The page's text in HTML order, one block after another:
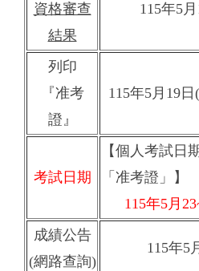
資格審查
結果
115年5
列印
『准考
證』
115年5月19
考試日期
【個人考試日
「准考證」】
115年5月
成績公告
(網路查詢)
115年5